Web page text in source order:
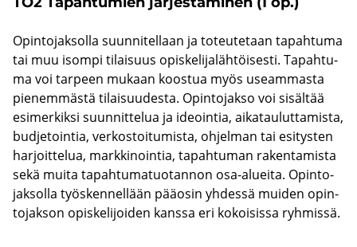
Opin­to­jak­sol­la suun­ni­tel­laan ja to­teu­te­taan ta­pah­tu­ma
tai muu isom­pi ti­lai­suus opis­ke­li­ja­läh­töi­ses­ti. Ta­pah­tu­
ma voi tar­peen mu­kaan koos­tua myös useam­mas­ta
pie­nem­mäs­tä ti­lai­suu­des­ta. Opin­to­jak­so voi si­säl­tää
esi­mer­kik­si suun­nit­te­lua ja ideoin­tia, ai­ka­tau­lut­ta­mis­ta,
bud­je­toin­tia, ver­kos­toi­tu­mis­ta, oh­jel­man tai esi­tys­ten
har­joit­te­lua, mark­ki­noin­tia, ta­pah­tu­man ra­ken­ta­mis­ta
sekä muita ta­pah­tu­ma­tuo­tan­non osa-​alueita. Opin­to­
jak­sol­la työs­ken­nel­lään pää­osin yh­des­sä mui­den opin­
to­jak­son opis­ke­li­joi­den kans­sa eri ko­koi­sis­sa ryh­mis­sä.